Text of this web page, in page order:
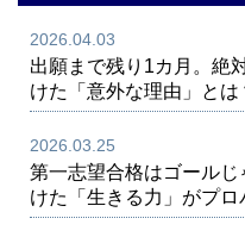
2026.04.03
出願まで残り1カ月。絶
けた「意外な理由」とは
2026.03.25
第一志望合格はゴール
けた「生きる力」がプ